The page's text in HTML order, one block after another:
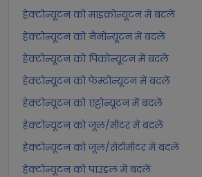
हेक्टोन्यूटन को माइक्रोन्यूटन में बदलें
हेक्टोन्यूटन को नैनोन्यूटन में बदलें
हेक्टोन्यूटन को पिकोन्यूटन में बदलें
हेक्टोन्यूटन को फेम्टोन्यूटन में बदलें
हेक्टोन्यूटन को एट्टोन्यूटन में बदलें
हेक्टोन्यूटन को जूल/मीटर में बदलें
हेक्टोन्यूटन को जूल/सेंटीमीटर में बदलें
हेक्टोन्यूटन को पाउंडल में बदलें